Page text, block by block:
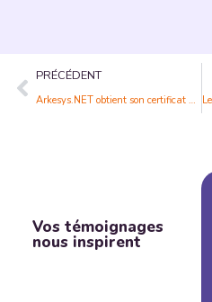
PRÉCÉDENT
Arkesys.NET obtient son certificat Qualiopi
Vos témoignages
nous inspirent